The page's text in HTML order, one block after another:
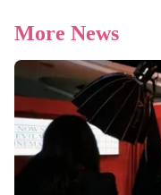
More News